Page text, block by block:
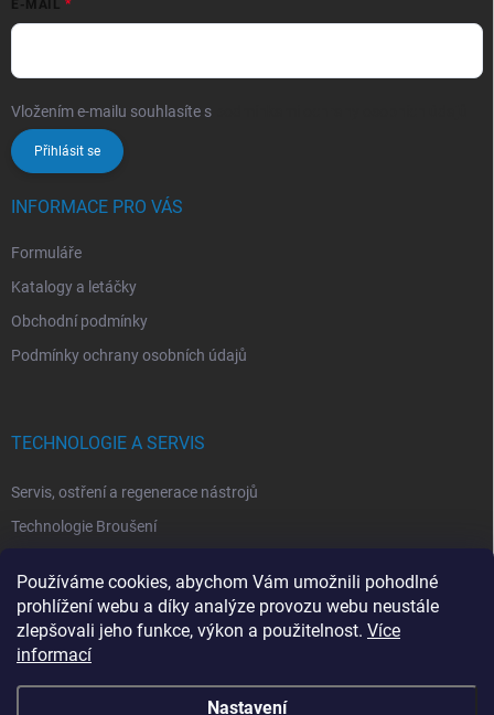
Používáme cookies, abychom Vám umožnili pohodlné
prohlížení webu a díky analýze provozu webu neustále
zlepšovali jeho funkce, výkon a použitelnost. Více
informací
Nastavení
E-MAIL
Vložením e-mailu souhlasíte s
Přihlásit se
INFORMACE PRO VÁS
Formuláře
Katalogy a letáčky
Obchodní podmínky
Podmínky ochrany osobních údajů
TECHNOLOGIE A SERVIS
Servis, ostření a regenerace nástrojů
Technologie Broušení
Technologie Laserová Ablace